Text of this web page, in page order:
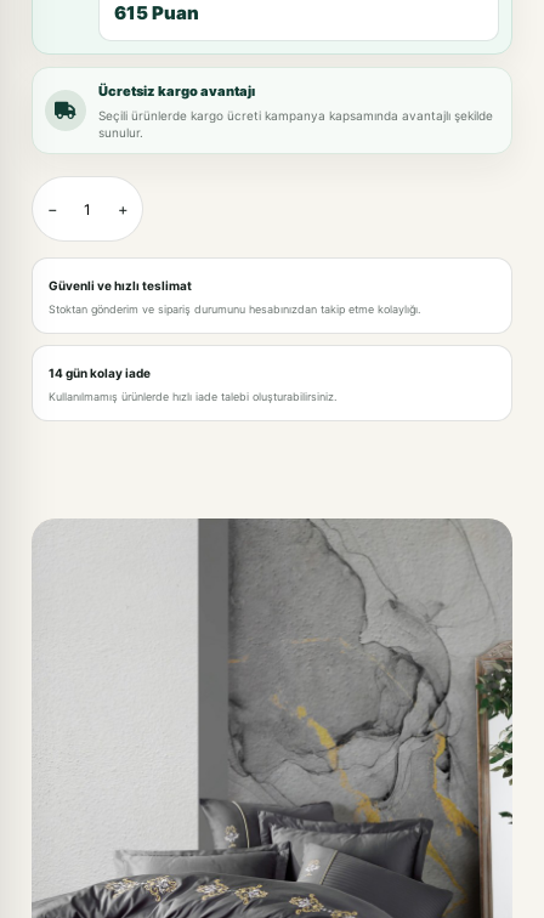
615 Puan
Ücretsiz kargo avantajı
Seçili ürünlerde kargo ücreti kampanya kapsamında avantajlı şekilde
sunulur.
− +
Güvenli ve hızlı teslimat
Stoktan gönderim ve sipariş durumunu hesabınızdan takip etme kolaylığı.
14 gün kolay iade
Kullanılmamış ürünlerde hızlı iade talebi oluşturabilirsiniz.